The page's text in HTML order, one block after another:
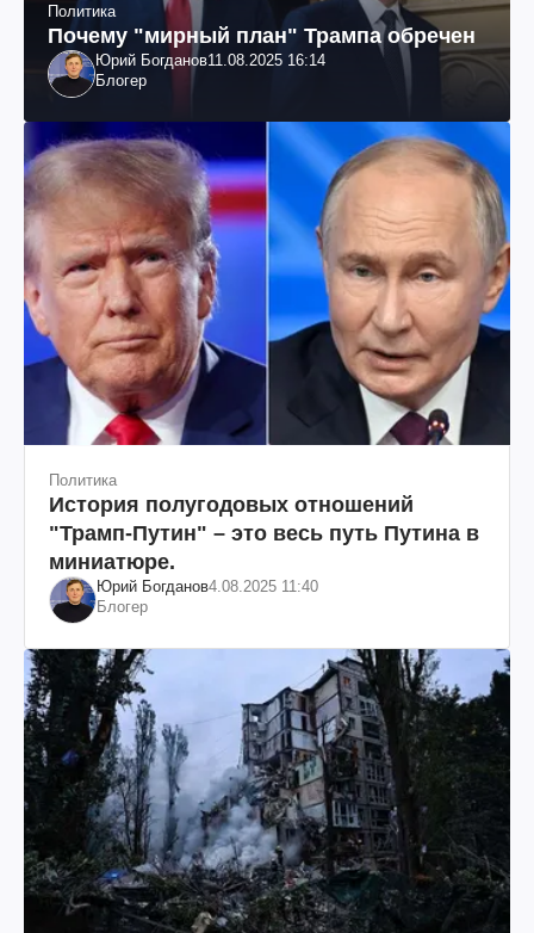
Политика
Почему "мирный план" Трампа обречен
Юрий Богданов11.08.2025 16:14
Блогер
Политика
История полугодовых отношений
"Трамп-Путин" – это весь путь Путина в
миниатюре.
Юрий Богданов4.08.2025 11:40
Блогер